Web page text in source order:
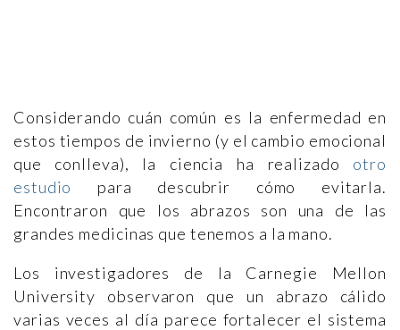
Considerando cuán común es la enfermedad en
estos tiempos de invierno (y el cambio emocional
que conlleva), la ciencia ha realizado otro
estudio
para descubrir cómo evitarla.
Encontraron que los abrazos son una de las
grandes medicinas que tenemos a la mano.
Los investigadores de la Carnegie Mellon
University observaron que un abrazo cálido
varias veces al día parece fortalecer el sistema